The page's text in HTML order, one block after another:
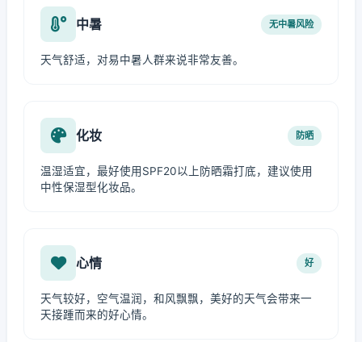
中暑 无中暑风险
天气舒适，对易中暑人群来说非常友善。
化妆 防晒
温湿适宜，最好使用SPF20以上防晒霜打底，建议使用
中性保湿型化妆品。
心情 好
天气较好，空气温润，和风飘飘，美好的天气会带来一
天接踵而来的好心情。